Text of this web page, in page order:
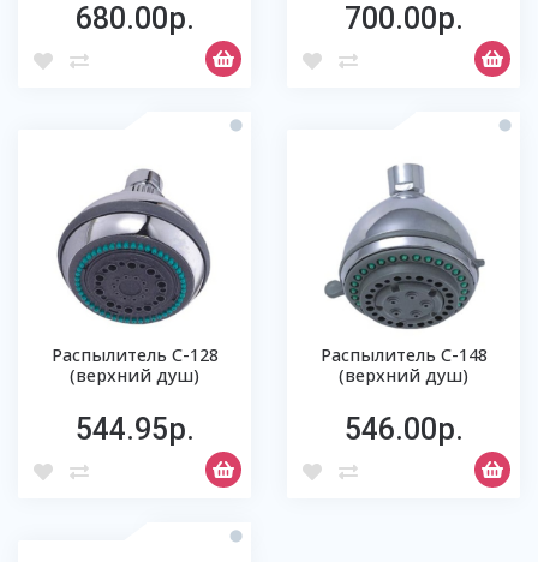
680.00р. 700.00р.
Распылитель С-128
(верхний душ)
544.95р.
Распылитель С-148
(верхний душ)
546.00р.